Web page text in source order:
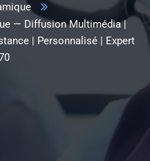
— Diffusion Multimédia |
| Personnalisé | Expert